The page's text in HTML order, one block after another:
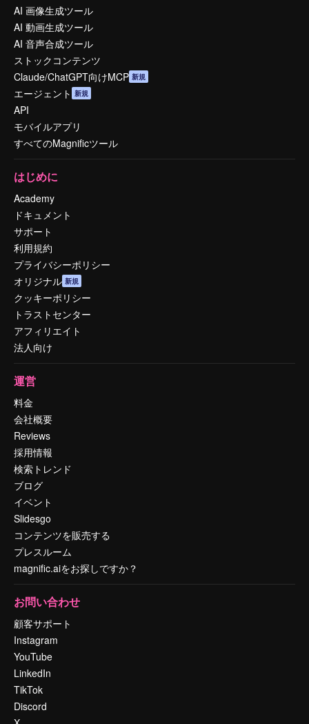
AI 画像生成ツール
AI 動画生成ツール
AI 音声合成ツール
ストックコンテンツ
Claude/ChatGPT向けMCP 新規
エージェント 新規
API
モバイルアプリ
すべてのMagnificツール
はじめに
Academy
ドキュメント
サポート
利用規約
プライバシーポリシー
オリジナル 新規
クッキーポリシー
トラストセンター
アフィリエイト
法人向け
運営
料金
会社概要
Reviews
採用情報
検索トレンド
ブログ
イベント
Slidesgo
コンテンツを販売する
プレスルーム
magnific.aiをお探しですか？
お問い合わせ
顧客サポート
Instagram
YouTube
LinkedIn
TikTok
Discord